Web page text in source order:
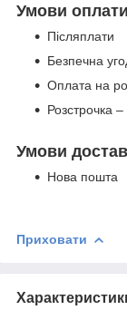
Умови оплати
Післяплати
Безпечна
Оплата на
Розстрочка
Умови
Нова пошта
Приховати